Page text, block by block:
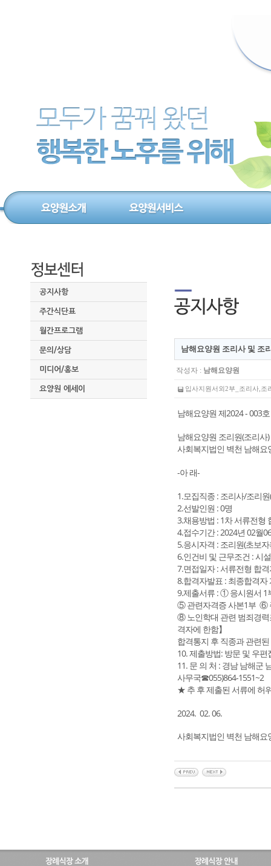
공지사항
주간식단표
월간프로그램
문의/상담
미디어/홍보
요양원 에세이
남해요양원 조리사 및 조
작성자 : 남해요양원
입사지원서외2부_조리사,조
남해요양원 제2024 - 003호
남해요양원 조리원(조리사
사회복지법인 벽천 남해요
-아 래-
1.모집직종 : 조리사/조리
2.선발인원 : 0명
3.채용방법 : 1차 서류전형
4.접수기간 : 2024년 02월
5.응시자격 : 조리원(초보
6.인건비 및 근무조건 : 시
7.면접일자 : 서류전형 합
8.합격자발표 : 최종합격자
9.제출서류 : ① 응시원서
⑤ 관련자격증 사본1부 ⑥
⑧ 노인학대 관련 범죄경력
격자에 한함】
합격통지 후 직종과 관련
10. 제출방법: 방문 및 우
11. 문 의 처 : 경남 남해군
사무국☎055)864-1551~2
★ 추 후 제출된 서류에 허
2024. 02. 06.
사회복지법인 벽천 남해요